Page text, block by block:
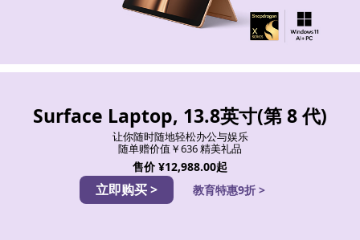
Surface Laptop, 13.8英寸(第 8 代)
让你随时随地轻松办公与娱乐
随单赠价值￥636 精美礼品
售价 ¥12,988.00起
立即购买 > 教育特惠9折 >